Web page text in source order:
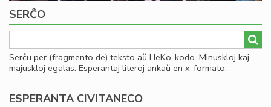
SERĈO
Serĉu per (fragmento de) teksto aŭ HeKo-kodo. Minuskloj kaj
majuskloj egalas. Esperantaj literoj ankaŭ en x-formato.
ESPERANTA CIVITANECO